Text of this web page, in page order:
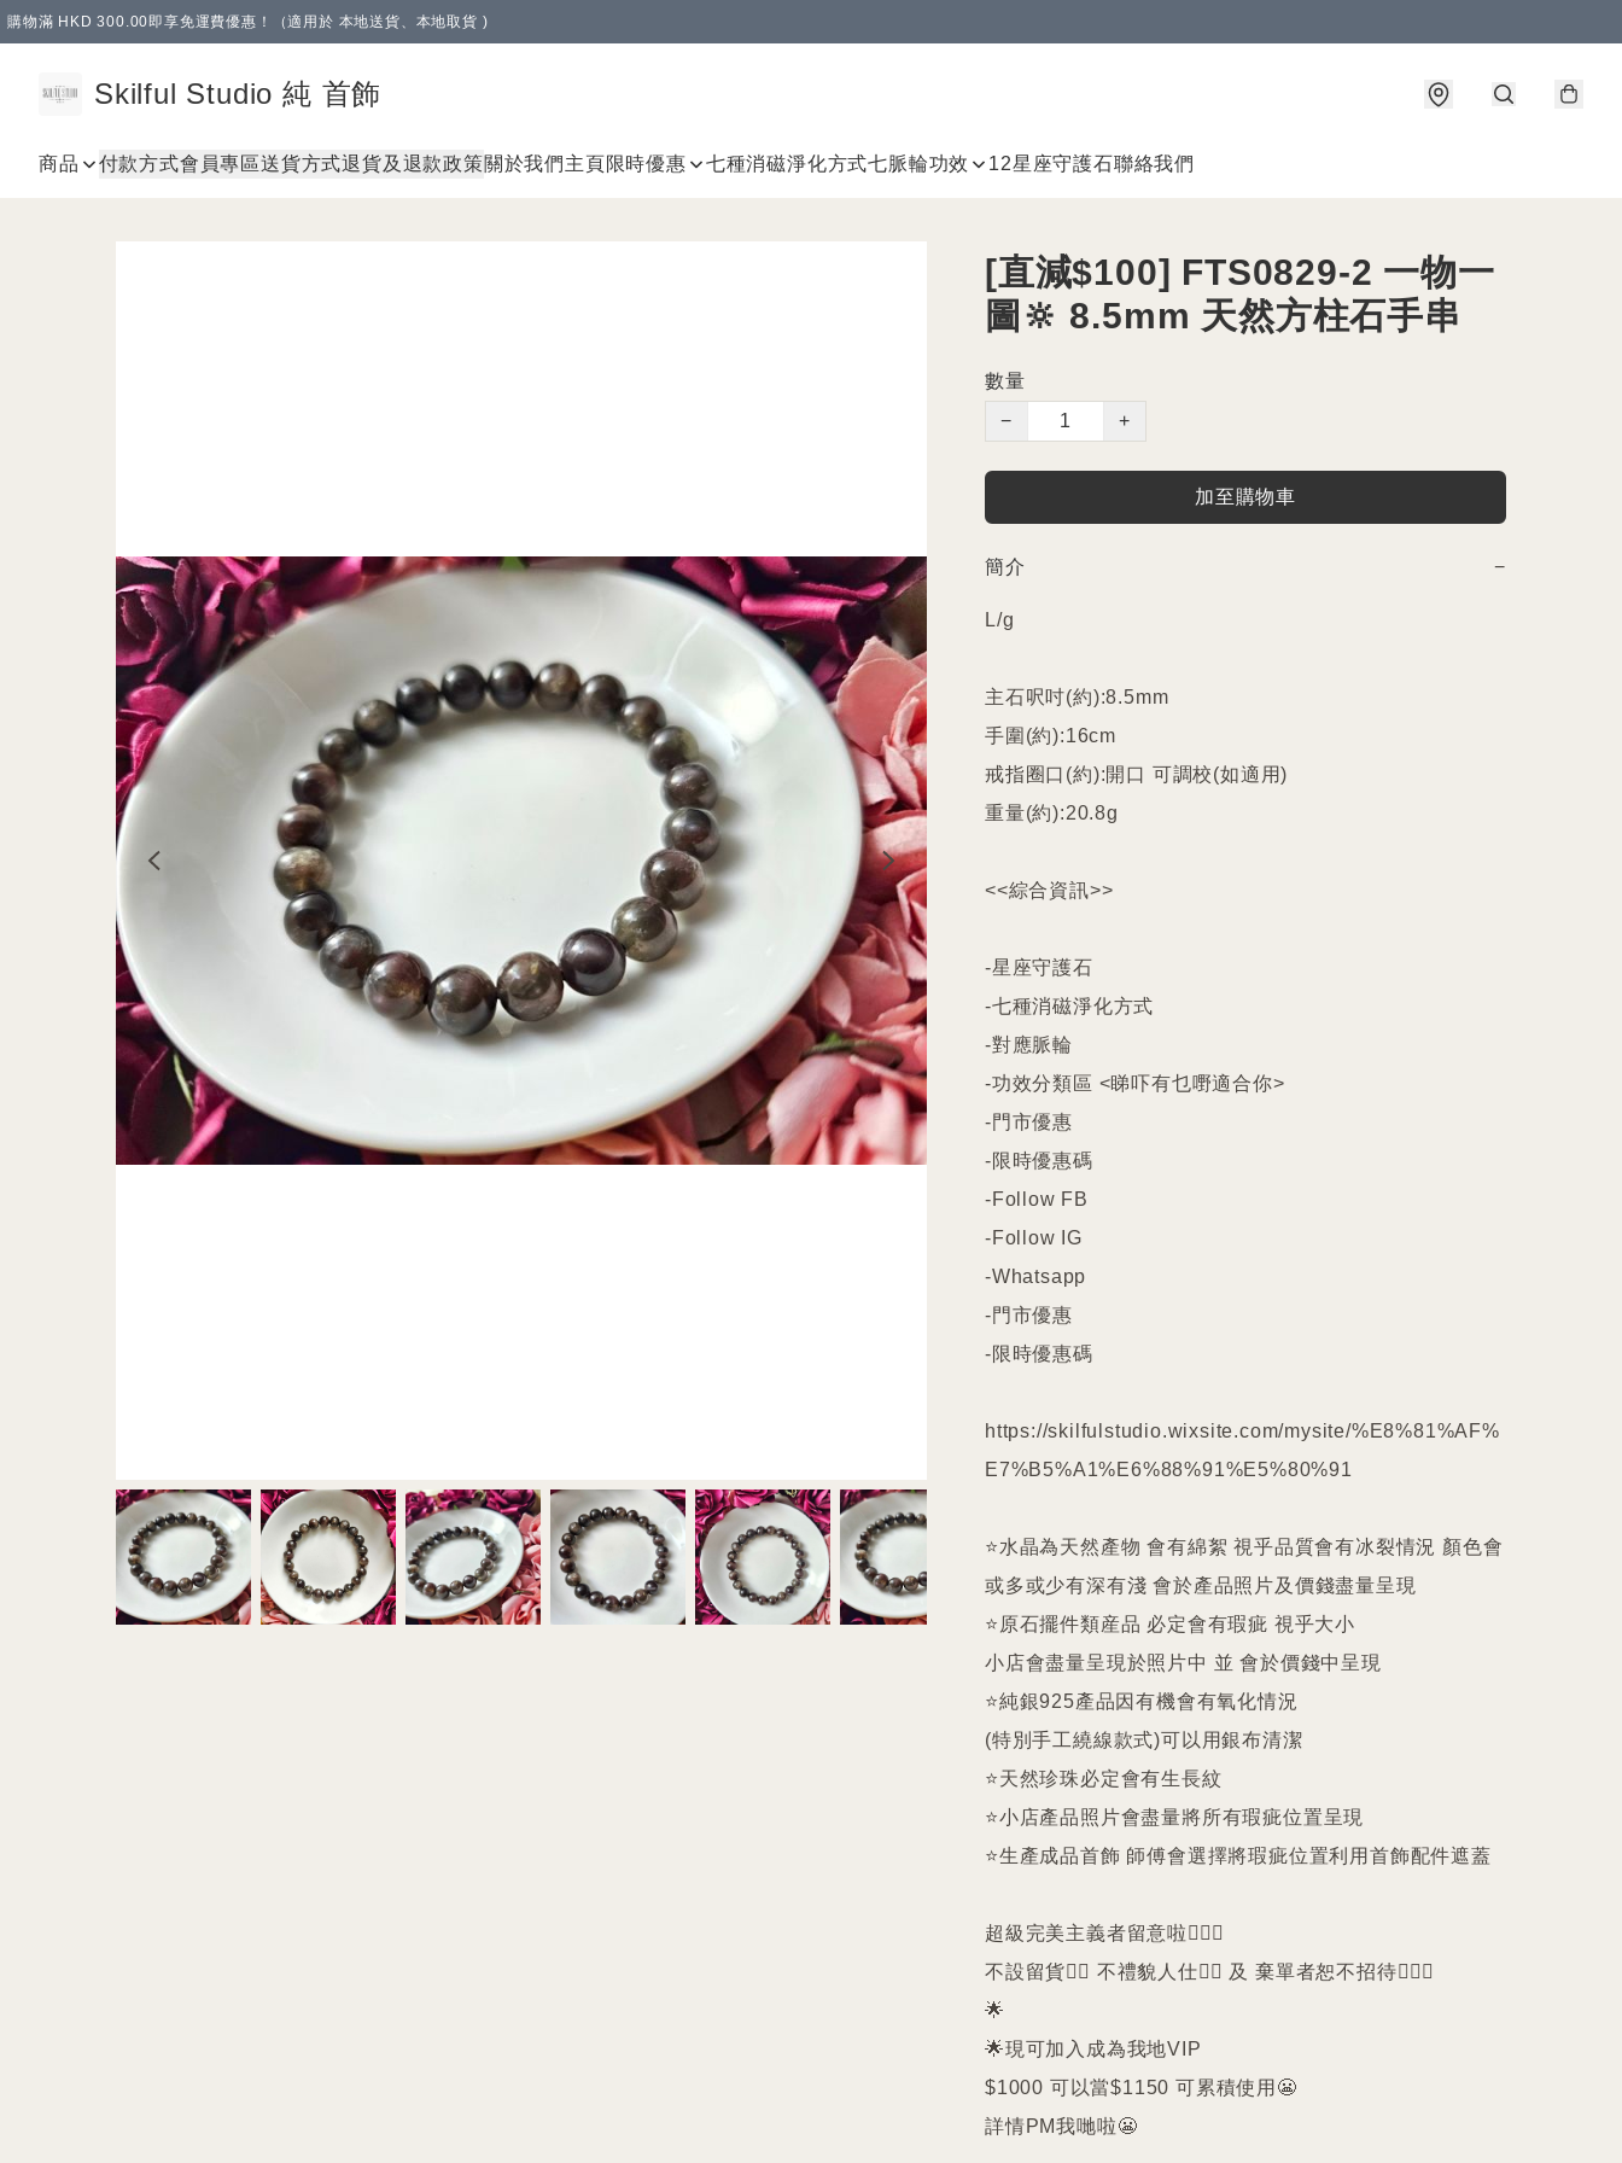
購物滿 HKD 300.00即享免運費優惠！（適用於 本地送貨、本地取貨 )
Skilful Studio 純 首飾
商品 付款方式會員專區送貨方式退貨及退款政策關於我們 主頁限時優惠 七種消磁淨化方式七脈輪功效 12星座守護石聯絡我們
[直減$100] FTS0829-2 一物一
圖🔆 8.5mm 天然方柱石手串
數量
−
+
加至購物車
簡介 −
L/g
主石呎吋(約):8.5mm
手圍(約):16cm
戒指圈口(約):開口 可調校(如適用)
重量(約):20.8g
<<綜合資訊>>
-星座守護石
-七種消磁淨化方式
-對應脈輪
-功效分類區 <睇吓有乜嘢適合你>
-門市優惠
-限時優惠碼
-Follow FB
-Follow IG
-Whatsapp
-門市優惠
-限時優惠碼
https://skilfulstudio.wixsite.com/mysite/%E8%81%AF%
E7%B5%A1%E6%88%91%E5%80%91
⭐️水晶為天然產物 會有綿絮 視乎品質會有冰裂情況 顏色會
或多或少有深有淺 會於產品照片及價錢盡量呈現
⭐️原石擺件類産品 必定會有瑕疵 視乎大小
小店會盡量呈現於照片中 並 會於價錢中呈現
⭐️純銀925產品因有機會有氧化情況
(特別手工繞線款式)可以用銀布清潔
⭐️天然珍珠必定會有生長紋
⭐️小店產品照片會盡量將所有瑕疵位置呈現
⭐️生產成品首飾 師傅會選擇將瑕疵位置利用首飾配件遮蓋
超級完美主義者留意啦🙇🏻‍♀️
不設留貨🙅‍♀️ 不禮貌人仕🙅‍♀️ 及 棄單者恕不招待🙇🏻‍♀️
🌟
🌟現可加入成為我地VIP
$1000 可以當$1150 可累積使用😬
詳情PM我哋啦😬